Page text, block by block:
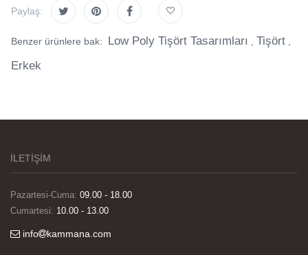
Paylaş:
Benzer ürünlere bak: Low Poly Tişört Tasarımları , Tişört ,
Erkek
İLETİŞİM
Pazartesi-Cuma: 09.00 - 18.00
Cumartesi: 10.00 - 13.00
info kammana.com